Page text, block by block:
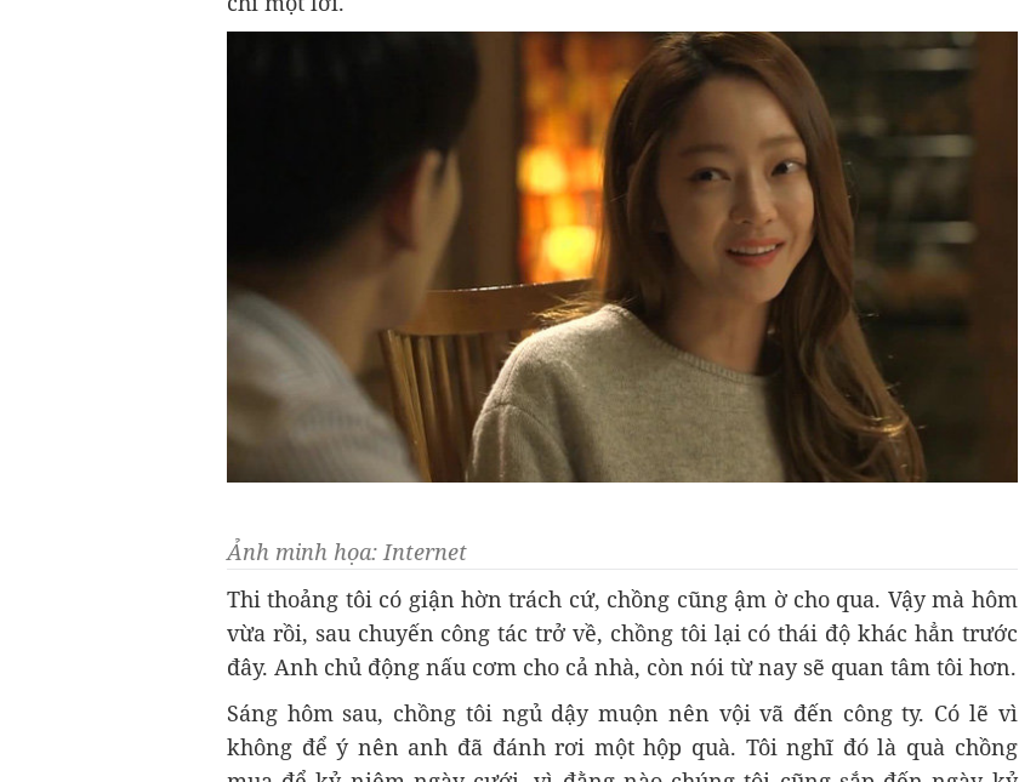
Ảnh minh họa: Internet
Thi thoảng tôi có giận hờn trách cứ, chồng cũng ậm ờ cho qua. Vậy mà hôm
vừa rồi, sau chuyến công tác trở về, chồng tôi lại có thái độ khác hẳn trước
đây. Anh chủ động nấu cơm cho cả nhà, còn nói từ nay sẽ quan tâm tôi hơn.
Sáng hôm sau, chồng tôi ngủ dậy muộn nên vội vã đến công ty. Có lẽ vì
không để ý nên anh đã đánh rơi một hộp quà. Tôi nghĩ đó là quà chồng